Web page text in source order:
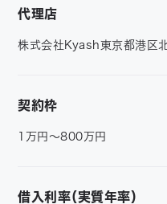
代理店
株式会社Kyash東京都港区
契約枠
1万円～800万円
借入利率（実質年率）